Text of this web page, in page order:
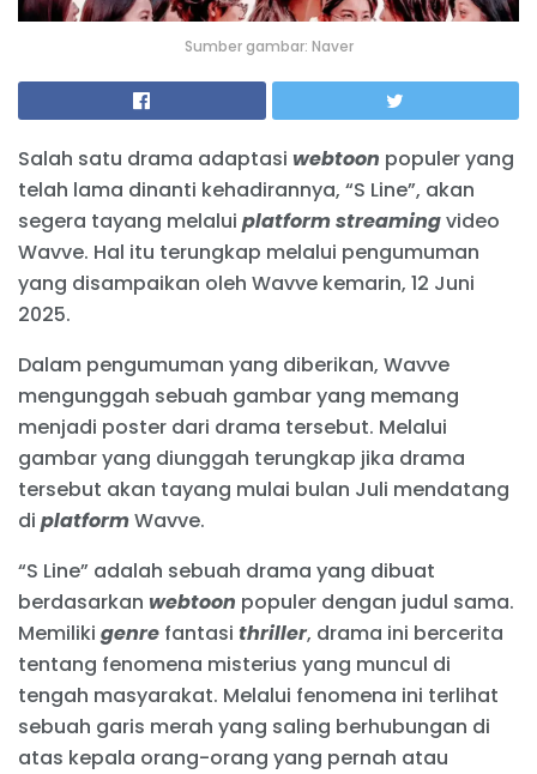
Sumber gambar: Naver
Salah satu drama adaptasi webtoon populer yang
telah lama dinanti kehadirannya, “S Line”, akan
segera tayang melalui platformstreamingvideo
Wavve. Hal itu terungkap melalui pengumuman
yang disampaikan oleh Wavve kemarin, 12 Juni
2025.
Dalam pengumuman yang diberikan, Wavve
mengunggah sebuah gambar yang memang
menjadi poster dari drama tersebut. Melalui
gambar yang diunggah terungkap jika drama
tersebut akan tayang mulai bulan Juli mendatang
di platformWavve.
“S Line” adalah sebuah drama yang dibuat
berdasarkan webtoon populer dengan judul sama.
Memiliki genre fantasi thriller, drama ini bercerita
tentang fenomena misterius yang muncul di
tengah masyarakat. Melalui fenomena ini terlihat
sebuah garis merah yang saling berhubungan di
atas kepala orang-orang yang pernah atau